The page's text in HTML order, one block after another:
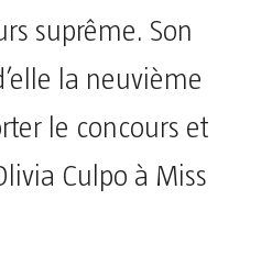
suprême. Son
la neuvième
le concours et
Culpo à Miss